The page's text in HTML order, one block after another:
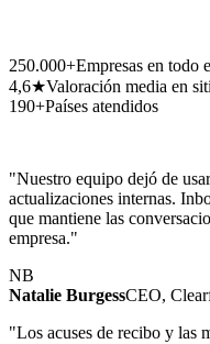
250.000+Empresas en todo
4,6★Valoración media en
190+Países atendidos
"Nuestro equipo dejó de
actualizaciones internas.
que mantiene las
empresa."
NB
Natalie BurgessCEO,
"Los acuses de recibo y las